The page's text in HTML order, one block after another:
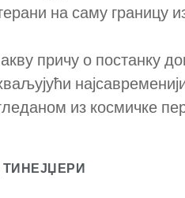
на саму границу
причу о постанку
из космичке
ТИНЕЈЏЕРИ